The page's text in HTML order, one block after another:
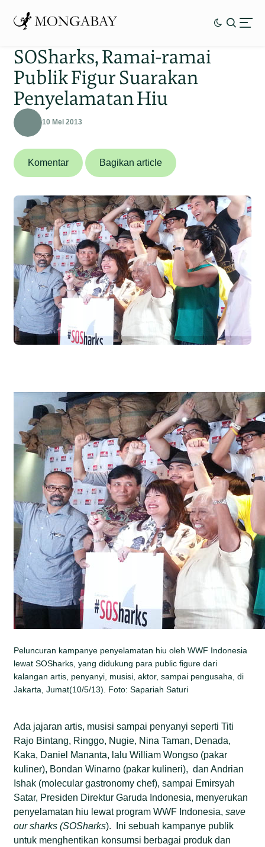
SOSharks, Ramai-ramai
Publik Figur Suarakan
Penyelamatan Hiu
10 Mei 2013
Komentar Bagikan article
Peluncuran kampanye penyelamatan hiu oleh WWF Indonesia
lewat SOSharks, yang didukung para public figure dari
kalangan artis, penyanyi, musisi, aktor, sampai pengusaha, di
Jakarta, Jumat(10/5/13). Foto: Sapariah Saturi
Ada jajaran artis, musisi sampai penyanyi seperti Titi
Rajo Bintang, Ringgo, Nugie, Nina Taman, Denada,
Kaka, Daniel Mananta, lalu William Wongso (pakar
kuliner), Bondan Winarno (pakar kulineri), dan Andrian
Ishak (molecular gastronomy chef), sampai Emirsyah
Satar, Presiden Direktur Garuda Indonesia, menyerukan
penyelamatan hiu lewat program WWF Indonesia,save
our sharks (SOSharks). Ini sebuah kampanye publik
untuk menghentikan konsumsi berbagai produk dan